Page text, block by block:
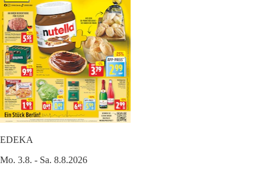
EDEKA
Mo. 3.8. - Sa. 8.8.2026